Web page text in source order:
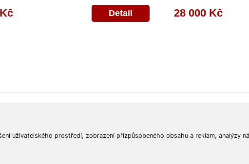
uživatelského prostředí, zobrazení přizpůsobeného obsahu a reklam, analýzy
Detail 28 000 Kč